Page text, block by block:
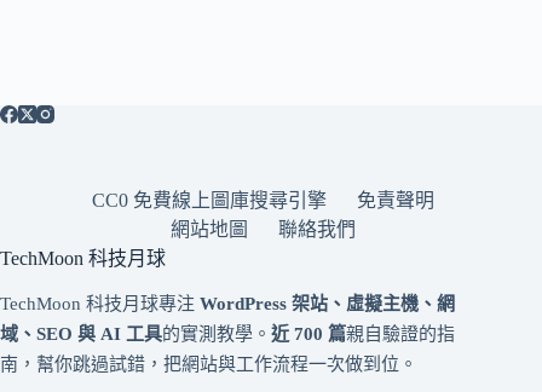
CC0 免費線上圖庫搜尋引擎
免責聲明
網站地圖
聯絡我們
TechMoon 科技月球
TechMoon 科技月球專注 WordPress 架站、虛擬主機、網
域、SEO 與 AI 工具的實測教學。 近 700 篇親自驗證的指
南，幫你跳過試錯，把網站與工作流程一次做到位。